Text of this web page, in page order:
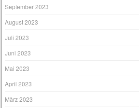
September 2023
August 2023
Juli 2023
Juni 2023
Mai 2023
April 2023
März 2023